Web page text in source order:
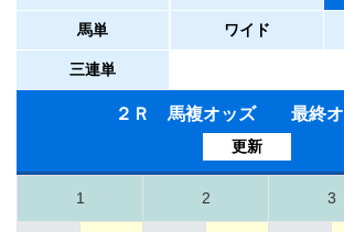
馬単 ワイド
三連単
２Ｒ 馬複オッズ 最終オ
更新
1 2 3